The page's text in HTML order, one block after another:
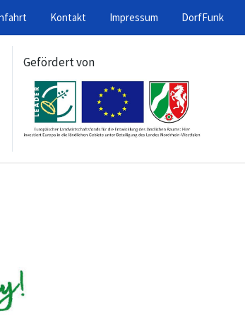
Kontakt Impressum DorfFunk
Gefördert von